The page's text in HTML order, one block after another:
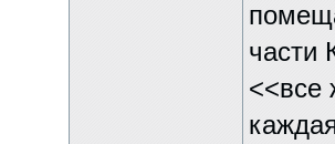
части
<<все